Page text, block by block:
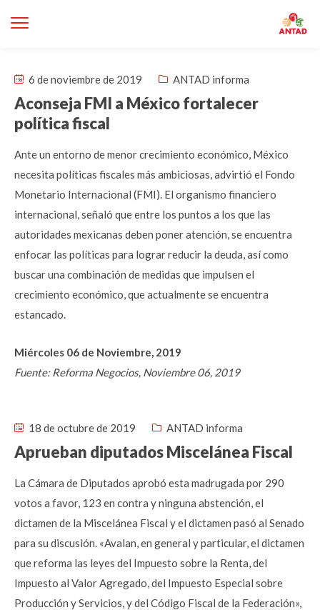
6 de noviembre de 2019 ANTAD informa
Aconseja FMI a México fortalecer
política fiscal
Ante un entorno de menor crecimiento económico, México
necesita políticas fiscales más ambiciosas, advirtió el Fondo
Monetario Internacional (FMI). El organismo financiero
internacional, señaló que entre los puntos a los que las
autoridades mexicanas deben poner atención, se encuentra
enfocar las políticas para lograr reducir la deuda, así como
buscar una combinación de medidas que impulsen el
crecimiento económico, que actualmente se encuentra
estancado.
Miércoles 06 de Noviembre, 2019
Fuente: Reforma Negocios, Noviembre 06, 2019
18 de octubre de 2019 ANTAD informa
Aprueban diputados Miscelánea Fiscal
La Cámara de Diputados aprobó esta madrugada por 290
votos a favor, 123 en contra y ninguna abstención, el
dictamen de la Miscelánea Fiscal y el dictamen pasó al Senado
para su discusión. «Avalan, en general y particular, el dictamen
que reforma las leyes del Impuesto sobre la Renta, del
Impuesto al Valor Agregado, del Impuesto Especial sobre
Producción y Servicios, y del Código Fiscal de la Federación»,